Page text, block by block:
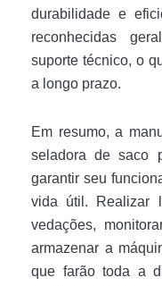
durabilidade e
reconhecidas
suporte técnico, o
a longo prazo.
Em resumo, a
seladora de saco
garantir seu
vida útil. Realizar
vedações,
armazenar a
que farão toda a